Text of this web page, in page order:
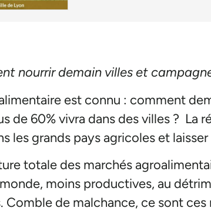
nourrir demain villes et
est connu : comment
de 60% vivra dans des villes ? La
les grands pays agricoles et
totale des marchés
moins productives, au
Comble de malchance, ce sont